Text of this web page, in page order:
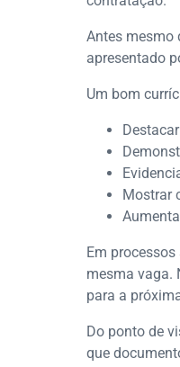
Antes mesmo
apresentado
Um bom
Mostrar
Em
mesma vaga.
para a
Do ponto de
que